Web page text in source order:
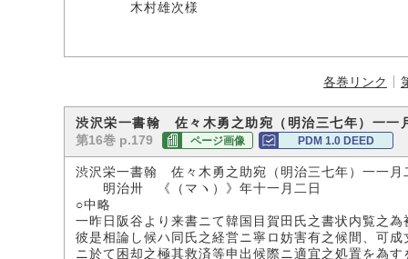
木村雄次様
各巻リンク
渋沢栄一書翰 佐々木勇之助宛（明治三七年）一一
第16巻 p.179 ページ画像 PDM 1.0 DEED
渋沢栄一書翰 佐々木勇之助宛（明治三七年）一一月
明治卅 《（マヽ）》年十一月二日
○中略
一昨日阪谷より来書ニて韓国目賀田氏之書状内覧之
彼是相論し候ハ同氏之経営ニ寧ロ妨害有之候間、可
ニ於て困却之極其救済等申出候際ニ適宜之処置を為